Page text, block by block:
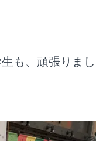
も、頑張りまし